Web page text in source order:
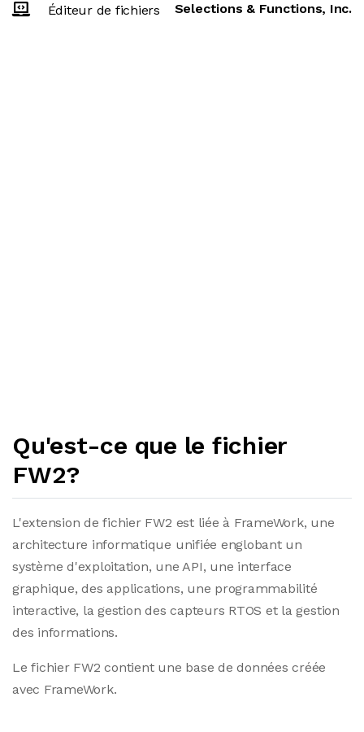
Éditeur de fichiers Selections & Functions, Inc.
Qu'est-ce que le fichier
FW2?
L'extension de fichier FW2 est liée à FrameWork, une
architecture informatique unifiée englobant un
système d'exploitation, une API, une interface
graphique, des applications, une programmabilité
interactive, la gestion des capteurs RTOS et la gestion
des informations.
Le fichier FW2 contient une base de données créée
avec FrameWork.